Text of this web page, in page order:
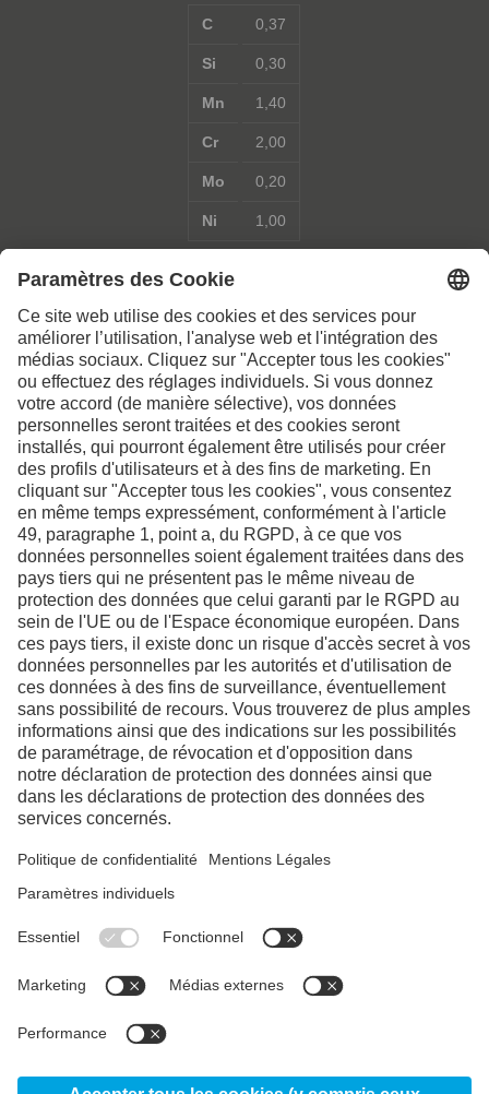
C
Si
Mn
Cr
Mo
Ni
0,37
0,30
1,40
2,00
0,20
1,00
Contactez-nous pour de
plus amples informations
Contact
Facebook
Instagram